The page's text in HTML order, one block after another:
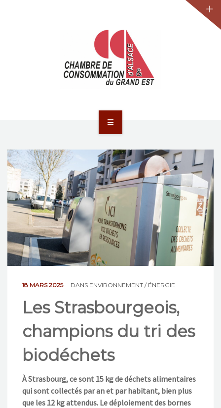
ACTUALITÉS
JURIDIQUE
LA CCA-GE
NOS ACTIONS
CONTACT
18 MARS 2025 DANS ENVIRONNEMENT / ÉNERGIE
Les Strasbourgeois,
champions du tri des
biodéchets
À Strasbourg, ce sont 15 kg de déchets alimentaires
qui sont collectés par an et par habitant, bien plus
que les 12 kg attendus. Le déploiement des bornes